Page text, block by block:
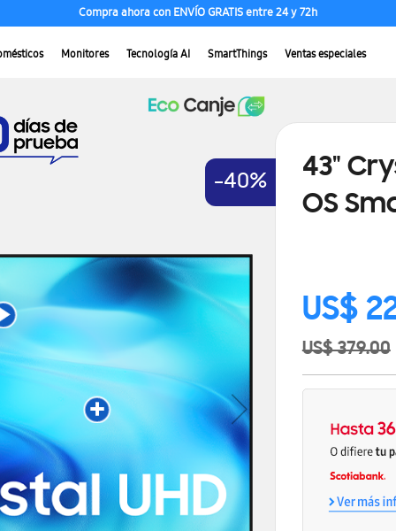
Compra hasta en 36 cuotas a 0% interes con BAC
Monitores Tecnología AI SmartThings Ventas especiales
43"
OS
Precio
especial
US$
US$ 379.00
-40%